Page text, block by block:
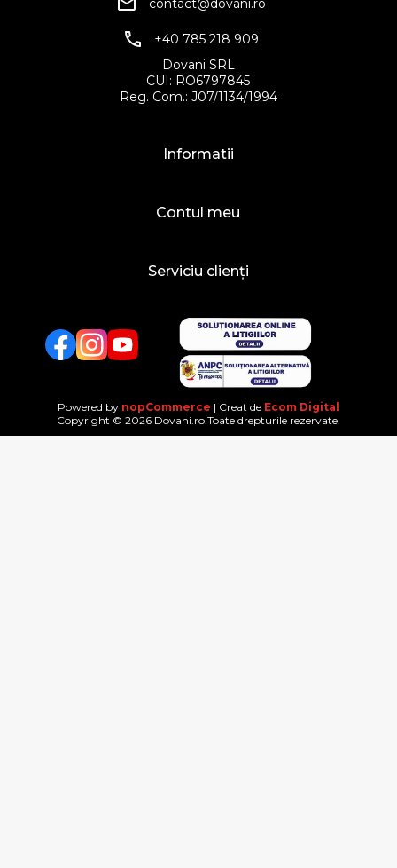
contact@dovani.ro
+40 785 218 909
Dovani SRL
CUI: RO6797845
Reg. Com.: J07/1134/1994
Informatii
Contul meu
Serviciu clienți
FacebookTwitterYouTube
Powered by nopCommerce | Creat de Ecom Digital
Copyright © 2026 Dovani.ro.Toate drepturile rezervate.